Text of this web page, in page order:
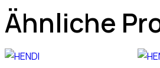
Ähnliche